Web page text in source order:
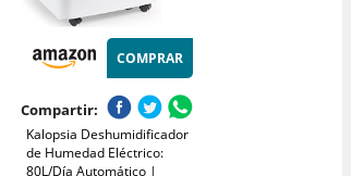
COMPRAR
Compartir:
Kalopsia Deshumidificador
de Humedad Eléctrico:
80L/Día Automático |